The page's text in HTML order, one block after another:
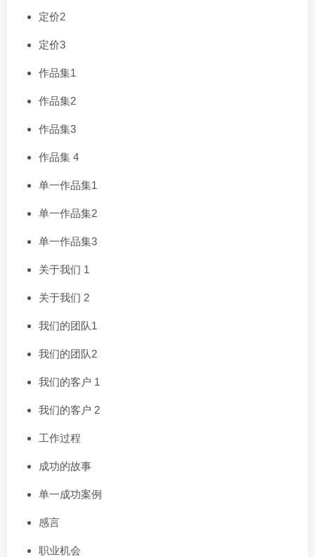
定价2
定价3
作品集1
作品集2
作品集3
作品集 4
单一作品集1
单一作品集2
单一作品集3
关于我们 1
关于我们 2
我们的团队1
我们的团队2
我们的客户 1
我们的客户 2
工作过程
成功的故事
单一成功案例
感言
职业机会